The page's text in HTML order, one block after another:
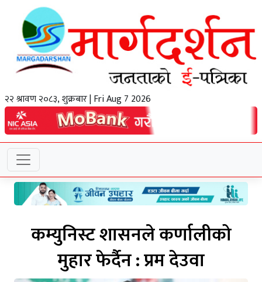
२२ श्रावण २०८३, शुक्रबार | Fri Aug 7 2026
कम्युनिस्ट शासनले कर्णालीको
मुहार फेर्दैन : प्रम देउवा